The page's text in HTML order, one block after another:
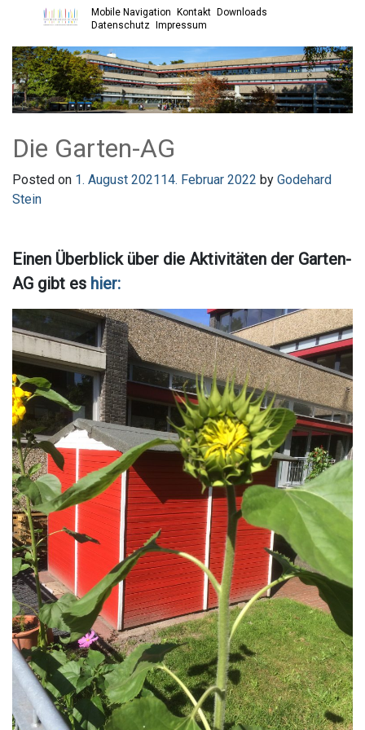
Open main menu
Mobile Navigation Kontakt Downloads
Datenschutz Impressum
Die Garten-AG
Posted on 1. August 202114. Februar 2022 by Godehard
Stein
Einen Überblick über die Aktivitäten der Garten-
AG gibt es hier: